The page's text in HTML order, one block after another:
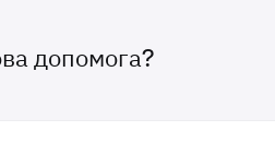
допомога?